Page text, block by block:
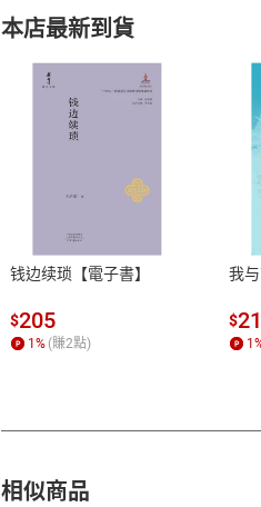
付款方式
ATM轉帳、信用卡、LINE
本店最新到貨
钱边续琐【電子書】
$205
1% (賺2點)
我
$
1
相似商品